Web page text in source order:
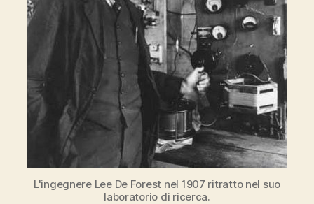
L'ingegnere Lee De Forest nel 1907 ritratto nel suo
laboratorio di ricerca.